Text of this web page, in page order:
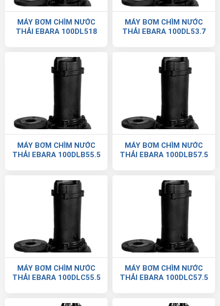
MÁY BƠM CHÌM NƯỚC
THẢI EBARA 100DL518
MÁY BƠM CHÌM NƯỚC
THẢI EBARA 100DL53.7
MÁY BƠM CHÌM NƯỚC
THẢI EBARA 100DLB55.5
MÁY BƠM CHÌM NƯỚC
THẢI EBARA 100DLB57.5
MÁY BƠM CHÌM NƯỚC
THẢI EBARA 100DLC55.5
MÁY BƠM CHÌM NƯỚC
THẢI EBARA 100DLC57.5